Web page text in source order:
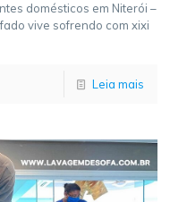
domésticos em Niterói –
vive sofrendo com xixi
Leia mais